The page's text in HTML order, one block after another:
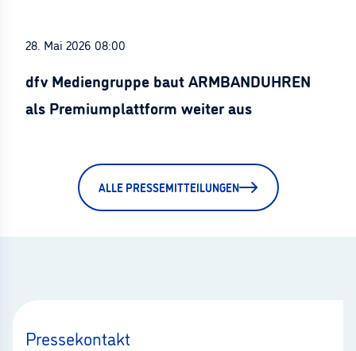
28. Mai 2026 08:00
dfv Mediengruppe baut ARMBANDUHREN
als Premiumplattform weiter aus
ALLE PRESSEMITTEILUNGEN
Pressekontakt